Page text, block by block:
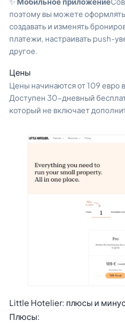
поэтому вы можете
создавать и изменять
платежи, настраивать push-
другое.
Цены
Цены начинаются от 109 евро
Доступен 30-дневный
который не включает
Little Hotelier: плюсы и
Плюсы: